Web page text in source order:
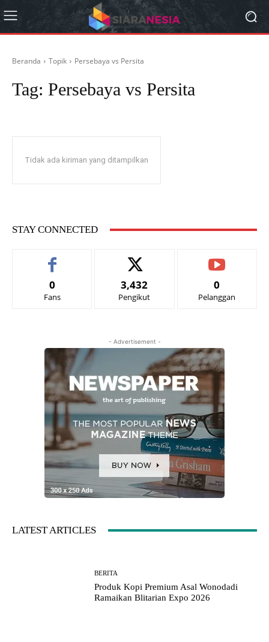
Beranda Topik Persebaya vs Persita
Tag: Persebaya vs Persita
Tidak ada kiriman yang ditampilkan
STAY CONNECTED
0
Fans
3,432
Pengikut
0
Pelanggan
- Advertisement -
LATEST ARTICLES
BERITA
Produk Kopi Premium Asal Wonodadi
Ramaikan Blitarian Expo 2026